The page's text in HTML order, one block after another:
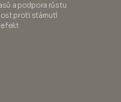
a podpora růstu
proti stárnutí
efekt